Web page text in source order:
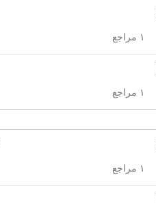
١ مراجع
١ مراجع
١ مراجع